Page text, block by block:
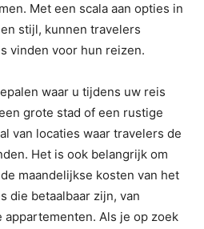
Met een scala aan opties in
stijl, kunnen travelers
vinden voor hun reizen.
waar u tijdens uw reis
grote stad of een rustige
van locaties waar travelers de
Het is ook belangrijk om
maandelijkse kosten van het
die betaalbaar zijn, van
Als je op zoek